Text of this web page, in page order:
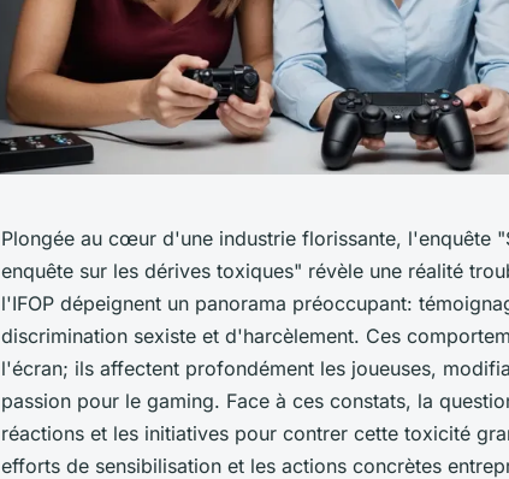
Plongée au cœur d'une industrie florissante, l'enquête
enquête sur les dérives toxiques" révèle une réalité
l'IFOP dépeignent un panorama préoccupant:
discrimination sexiste et d'harcèlement. Ces
l'écran; ils affectent profondément les joueuses,
passion pour le gaming. Face à ces constats, la
réactions et les initiatives pour contrer cette toxicité
efforts de sensibilisation et les actions concrètes